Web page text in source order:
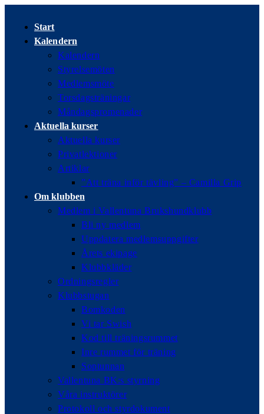
innehållet
Start
Kalendern
Kalendern
Styrelsemöten
Medlemsmöte
Torsdagsträningar
Måndagspromenader
Aktuella kurser
Aktuella kurser
Privatlektioner
Artiklar
”Att träna inför tävling” – Camilla Grip
Om klubben
Medlem i Vallentuna Brukshundklubb
Bli ny medlem
Uppdatera medlemsuppgifter
Årets ekipage
Klubbkläder
Ordningsregler
Klubbstugan
Bomkoden
Vi tar Swish
Kod till träningsrummet
Inre rummet för träning
Soptunnan
Vallentuna BK:s styrning
Våra instruktörer
Protokoll och styrdokument